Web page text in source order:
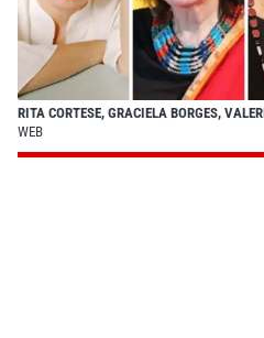
RITA CORTESE, GRACIELA BORGES,
WEB